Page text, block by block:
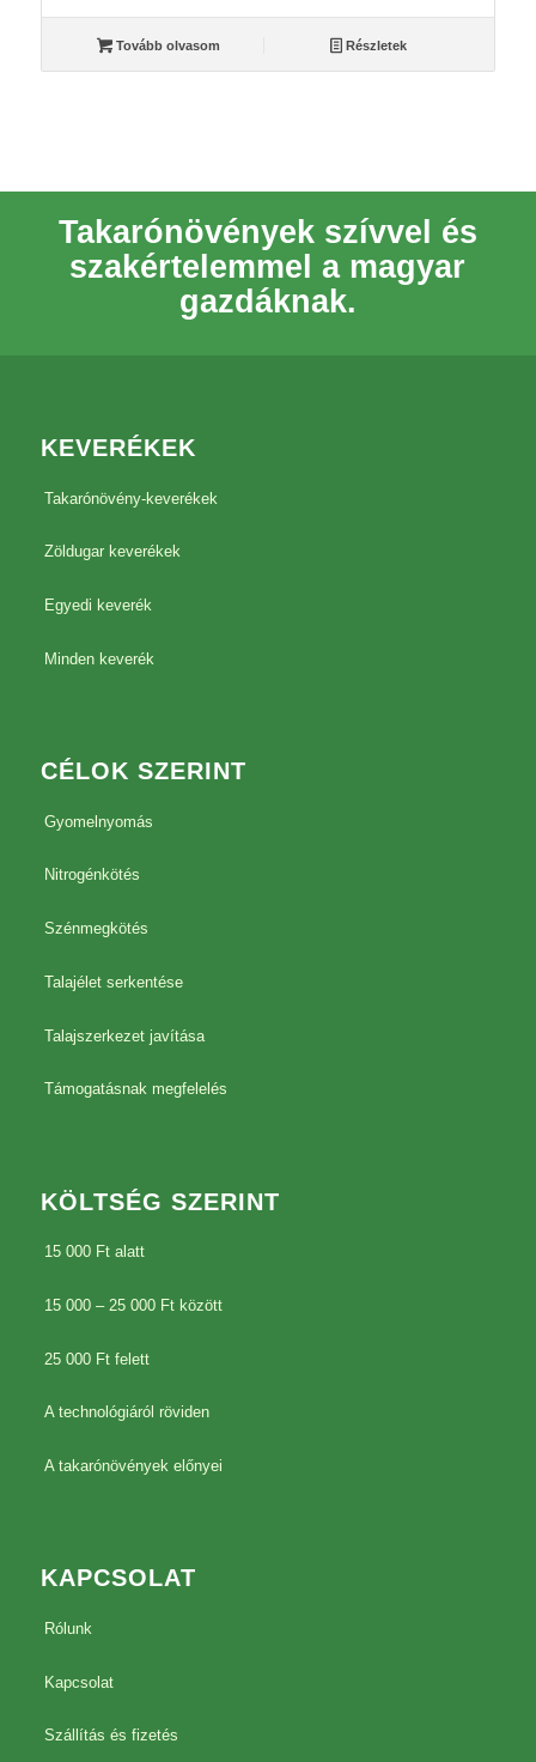
Tovább olvasom Részletek
Takarónövények szívvel és
szakértelemmel a magyar
gazdáknak.
KEVERÉKEK
Takarónövény-keverékek
Zöldugar keverékek
Egyedi keverék
Minden keverék
CÉLOK SZERINT
Gyomelnyomás
Nitrogénkötés
Szénmegkötés
Talajélet serkentése
Talajszerkezet javítása
Támogatásnak megfelelés
KÖLTSÉG SZERINT
15 000 Ft alatt
15 000 – 25 000 Ft között
25 000 Ft felett
A technológiáról röviden
A takarónövények előnyei
KAPCSOLAT
Rólunk
Kapcsolat
Szállítás és fizetés